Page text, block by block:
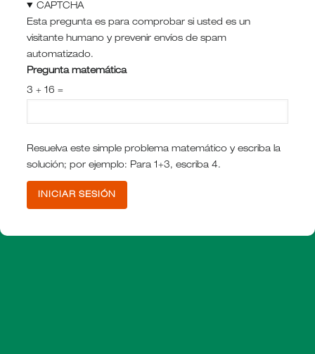
CAPTCHA
Esta pregunta es para comprobar si usted es un
visitante humano y prevenir envíos de spam
automatizado.
Pregunta matemática
3 + 16 =
Resuelva este simple problema matemático y escriba la
solución; por ejemplo: Para 1+3, escriba 4.